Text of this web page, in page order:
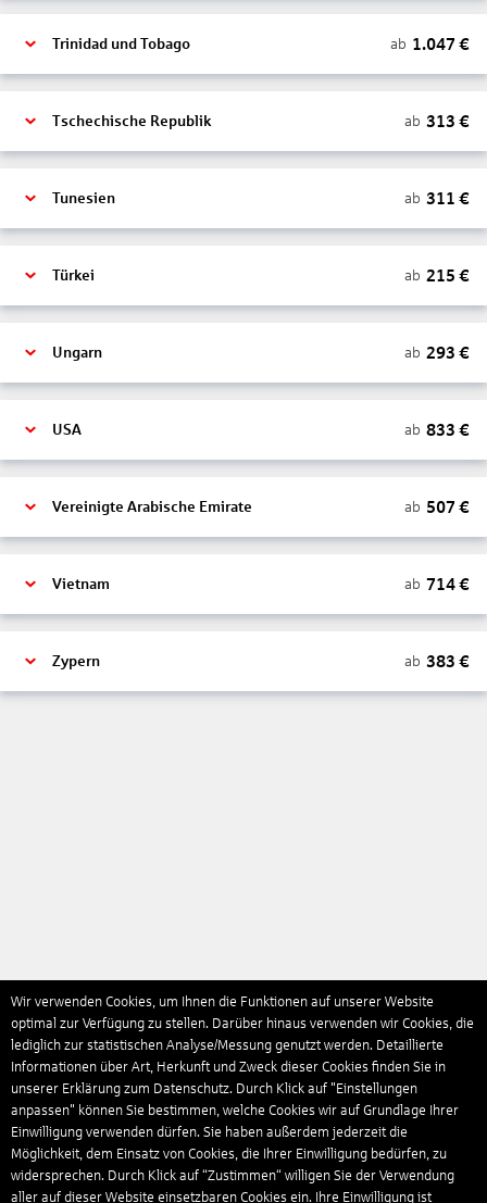
Trinidad und Tobago ab 1.047 €
Tschechische Republik ab 313 €
Tunesien ab 311 €
Türkei ab 215 €
Ungarn ab 293 €
USA ab 833 €
Vereinigte Arabische Emirate ab 507 €
Vietnam ab 714€
Zypern ab 383 €
Wir verwenden Cookies, um Ihnen die Funktionen auf unserer Website
optimal zur Verfügung zu stellen. Darüber hinaus verwenden wir Cookies, die
lediglich zur statistischen Analyse/Messung genutzt werden. Detaillierte
Informationen über Art, Herkunft und Zweck dieser Cookies finden Sie in
unserer Erklärung zum Datenschutz. Durch Klick auf "Einstellungen
anpassen" können Sie bestimmen, welche Cookies wir auf Grundlage Ihrer
Einwilligung verwenden dürfen. Sie haben außerdem jederzeit die
Möglichkeit, dem Einsatz von Cookies, die Ihrer Einwilligung bedürfen, zu
widersprechen. Durch Klick auf “Zustimmen“ willigen Sie der Verwendung
aller auf dieser Website einsetzbaren Cookies ein. Ihre Einwilligung ist